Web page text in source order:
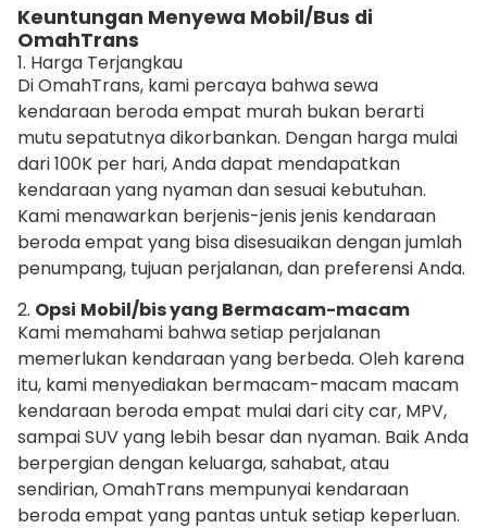
Keuntungan Menyewa Mobil/Bus di
OmahTrans
1. Harga Terjangkau
Di OmahTrans, kami percaya bahwa sewa
kendaraan beroda empat murah bukan berarti
mutu sepatutnya dikorbankan. Dengan harga mulai
dari 100K per hari, Anda dapat mendapatkan
kendaraan yang nyaman dan sesuai kebutuhan.
Kami menawarkan berjenis-jenis jenis kendaraan
beroda empat yang bisa disesuaikan dengan jumlah
penumpang, tujuan perjalanan, dan preferensi Anda.
2. Opsi Mobil/bis yang Bermacam-macam
Kami memahami bahwa setiap perjalanan
memerlukan kendaraan yang berbeda. Oleh karena
itu, kami menyediakan bermacam-macam macam
kendaraan beroda empat mulai dari city car, MPV,
sampai SUV yang lebih besar dan nyaman. Baik Anda
berpergian dengan keluarga, sahabat, atau
sendirian, OmahTrans mempunyai kendaraan
beroda empat yang pantas untuk setiap keperluan.